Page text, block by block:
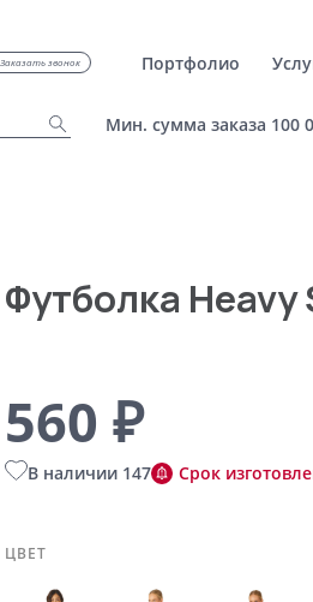
Заказать звонок Портфолио
Мин. сумма заказа 100
Футболка Heavy
560 ₽
В наличии 147 Срок
ЦВЕТ